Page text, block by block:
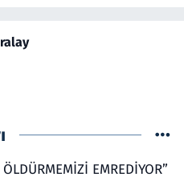
EMREDİYOR”